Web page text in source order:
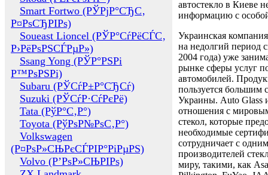
Smart Fortwo (РЎРјР°СЂС‚
Р¤РѕСЂРІРѕ)
Soueast Lioncel (РЎР°СѓРёСЃС‚
Р›РёРѕРЅСЃРµР»)
Ssang Yong (РЎР°РЅРі
Р™РѕРЅРі)
Subaru (РЎСѓР±Р°СЂСѓ)
Suzuki (РЎСѓР·СѓРєРё)
Tata (РўР°С‚Р°)
Toyota (РўРѕР№РѕС‚Р°)
Volkswagen
(Р¤РѕР»СЊРєСЃРІР°РіРµРЅ)
Volvo (Р’РѕР»СЊРІРѕ)
автостекло в Киеве
информацию с
Украинская
на недолгий период
2004 года) уже
рынке сферы услуг
автомобилей.
пользуется большим
Украины. Auto Glass
отношения с
стекол, которые
необходимые
сотрудничает с
производителей
миру, такими, как